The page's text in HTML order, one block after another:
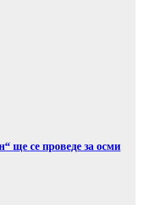
ще се проведе за осми